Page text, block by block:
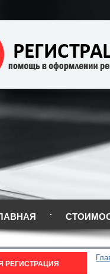
РЕГИСТРАЦИЯ